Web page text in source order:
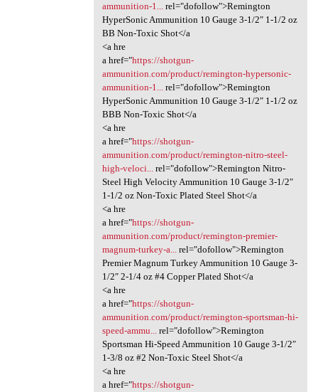
ammunition-1...rel="dofollow">Remington
HyperSonic Ammunition 10 Gauge 3-1/2″ 1-1/2 oz
BB Non-Toxic Shot</a
<a hre
a href="https://shotgun-
ammunition.com/product/remington-hypersonic-
ammunition-1...rel="dofollow">Remington
HyperSonic Ammunition 10 Gauge 3-1/2″ 1-1/2 oz
BBB Non-Toxic Shot</a
<a hre
a href="https://shotgun-
ammunition.com/product/remington-nitro-steel-
high-veloci...rel="dofollow">Remington Nitro-
Steel High Velocity Ammunition 10 Gauge 3-1/2″
1-1/2 oz Non-Toxic Plated Steel Shot</a
<a hre
a href="https://shotgun-
ammunition.com/product/remington-premier-
magnum-turkey-a...rel="dofollow">Remington
Premier Magnum Turkey Ammunition 10 Gauge 3-
1/2″ 2-1/4 oz #4 Copper Plated Shot</a
<a hre
a href="https://shotgun-
ammunition.com/product/remington-sportsman-hi-
speed-ammu...rel="dofollow">Remington
Sportsman Hi-Speed Ammunition 10 Gauge 3-1/2″
1-3/8 oz #2 Non-Toxic Steel Shot</a
<a hre
a href="https://shotgun-